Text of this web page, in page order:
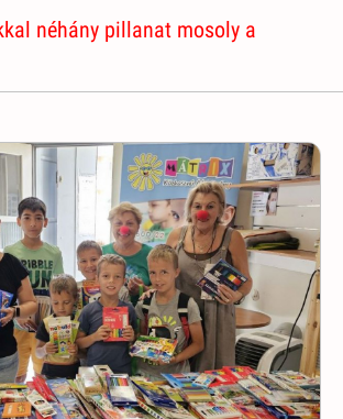
néhány pillanat mosoly a